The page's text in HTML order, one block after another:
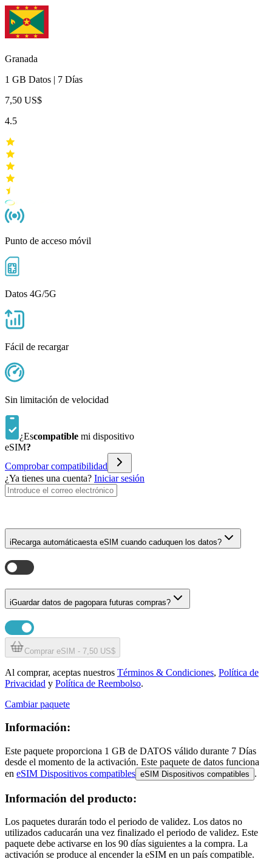
Granada
1 GB Datos | 7 Días
7,50 US$
4.5
Punto de acceso móvil
Datos 4G/5G
Fácil de recargar
Sin limitación de velocidad
¿Escompatible mi dispositivo
eSIM?
Comprobar compatibilidad
¿Ya tienes una cuenta? Iniciar sesión
i Recarga automáticaesta eSIM cuando caduquen los datos?
iGuardar datos de pagopara futuras compras?
Comprar eSIM - 7,50 US$
Al comprar, aceptas nuestros Términos & Condiciones, Política de
Privacidad y Política de Reembolso.
Cambiar paquete
Información:
Este paquete proporciona 1 GB de DATOS válido durante 7 Días
desde el momento de la activación. Este paquete de datos funciona
en eSIM Dispositivos compatibles eSIM Dispositivos compatibles .
Información del producto:
Los paquetes durarán todo el periodo de validez. Los datos no
utilizados caducarán una vez finalizado el periodo de validez. Este
paquete debe activarse en los 90 días siguientes a la compra. La
activación se produce al encender la eSIM en un país compatible.